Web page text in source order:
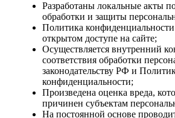
Разработаны локальные акты
обработки и защиты
Политика
открытом доступе на сайте;
Осуществляется внутренний
соответствия обработки
законодательству РФ и
конфиденциальности;
Произведена оценка вреда,
причинен субъектам
На постоянной основе